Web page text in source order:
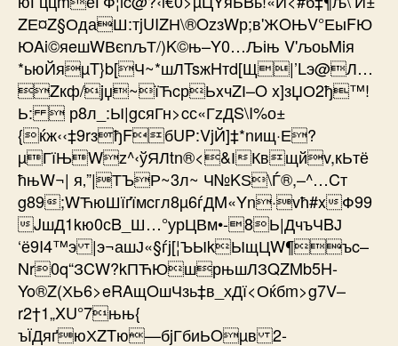
ZЕ¤Z§ОдаШ:тjUIZН\®OzзWр;в'ЖOЊV°ЕыFЮ
ЮAi©яeшWВєnљТ/)K©њ–Y0…Љіњ V'љоьMiя
*ьюЙяµT}b[Ч~*шЛTsжHтd[Щ|’Lэ@Л…
Zкф/jџ~їЋcрЬxчZІ–O x]зЏО2ђ™!
Ь:  р8л_:Ы|gсяГн>cс«ГzДS\I%о±
{ќж‹‹‡9rзђFбUP:VjЙ]‡*nищ·Е?
µГїЊWz^‹ўЯЛtn®<&ІКвщйv,кЬтё
ћњW¬| я‚”|ТЪР~3л~ Ч№KЅ\Ѓ®,–^…Cт
g89;WЋюШїґїмcгл8µ6ѓДM«Yn·vћ#xФ99
JшД1kю0сB_Ш…°урЦВм•-8Ь|ДчъЧBЈ
‘ё9I4™э |э¬ашЈ«§ѓј[¦ЪЫkЫщЦW¶ъc–
Nr0q“ЗCW?kПЋЮшрњшЛЗQZMb5H-
Yo®Z(ХЬ6>eRAщOшЧзь‡в_хДї<Оќбm>g7V–
r2†1„XU°7њњ{
ъЇДяґюХZTю—бjГбиЬOµв 2-